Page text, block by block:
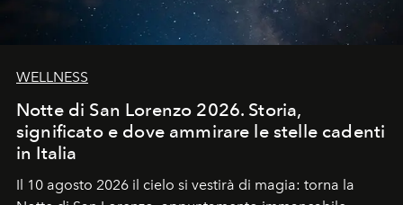
WELLNESS
Notte di San Lorenzo 2026. Storia,
significato e dove ammirare le stelle cadenti
in Italia
Il 10 agosto 2026 il cielo si vestirà di magia: torna la